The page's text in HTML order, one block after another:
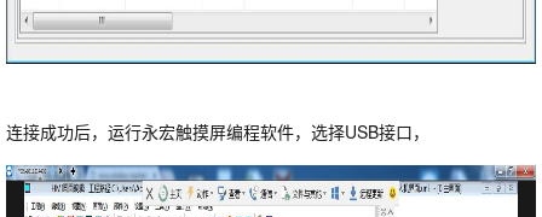
连接成功后，运行永宏触摸屏编程软件，选择USB接口，